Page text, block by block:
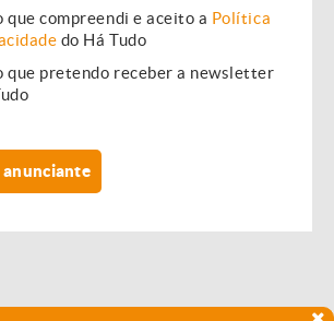
que compreendi e aceito a Política
do Há Tudo
que pretendo receber a newsletter